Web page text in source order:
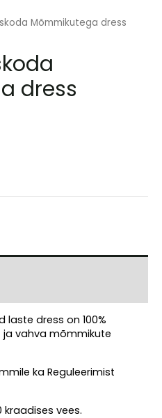
Mõmmikutega dress
dress
dress on 100%
vahva mõmmikute
ka Reguleerimist
vees.